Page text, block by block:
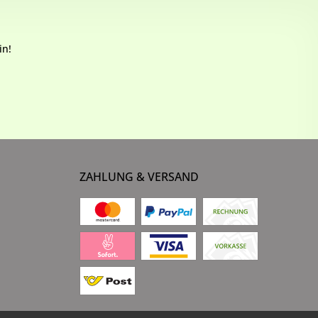
ZAHLUNG & VERSAND